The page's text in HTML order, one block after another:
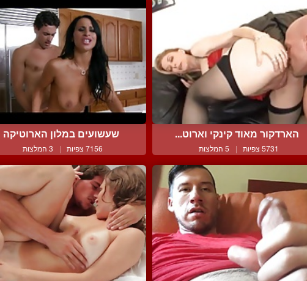
הארדקור מאוד קינקי וארוט...
5731 צפיות | 5 המלצות
שעשועים במלון הארוטיקה
7156 צפיות | 3 המלצות